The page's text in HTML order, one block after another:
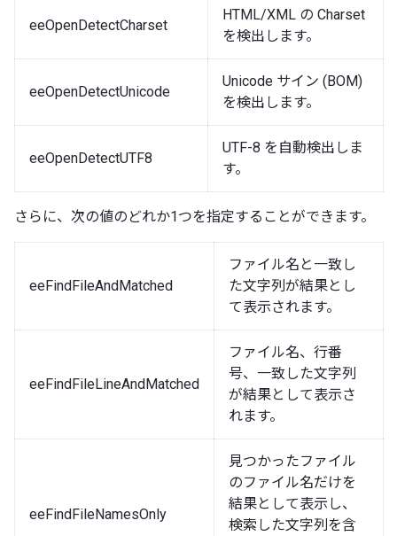
eeOpenDetectCharset
HTML/XML の Charset
を検出します。
eeOpenDetectUnicode
Unicode サイン (BOM)
を検出します。
eeOpenDetectUTF8
UTF-8 を自動検出しま
す。
さらに、次の値のどれか1つを指定することができます。
eeFindFileAndMatched
ファイル名と一致し
た文字列が結果とし
て表示されます。
eeFindFileLineAndMatched
ファイル名、行番
号、一致した文字列
が結果として表示さ
れます。
eeFindFileNamesOnly
見つかったファイル
のファイル名だけを
結果として表示し、
検索した文字列を含